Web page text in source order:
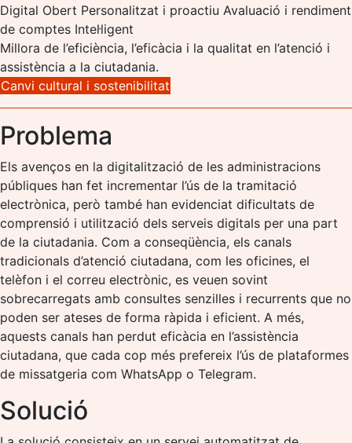
Digital Obert Personalitzat i proactiu Avaluació i rendiment
de comptes Intel·ligent
Millora de l’eficiència, l’eficàcia i la qualitat en l’atenció i
assistència a la ciutadania.
Canvi cultural i sostenibilitat
Problema
Els avenços en la digitalització de les administracions
públiques han fet incrementar l’ús de la tramitació
electrònica, però també han evidenciat dificultats de
comprensió i utilització dels serveis digitals per una part
de la ciutadania. Com a conseqüència, els canals
tradicionals d’atenció ciutadana, com les oficines, el
telèfon i el correu electrònic, es veuen sovint
sobrecarregats amb consultes senzilles i recurrents que no
poden ser ateses de forma ràpida i eficient. A més,
aquests canals han perdut eficàcia en l’assistència
ciutadana, que cada cop més prefereix l’ús de plataformes
de missatgeria com WhatsApp o Telegram.
Solució